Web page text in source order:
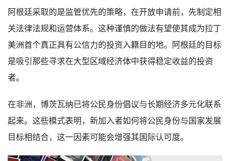
阿根廷采取的是监管优先的策略，在开放申请前，先制定相
关法律法规和运营体系。这种谨慎的做法有望使其成为拉丁
美洲首个真正具有公信力的投资入籍目的地。阿根廷的目标
是吸引那些寻求在大型区域经济体中获得稳定收益的投资
者。
在非洲，博茨瓦纳已将公民身份倡议与长期经济多元化联系
起来。这些模式表明，新加入者如何将公民身份与国家发展
目标相结合，这一因素可能会增强其国际认可度。